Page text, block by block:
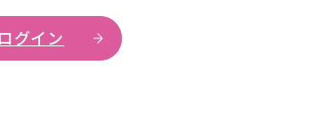
グイン